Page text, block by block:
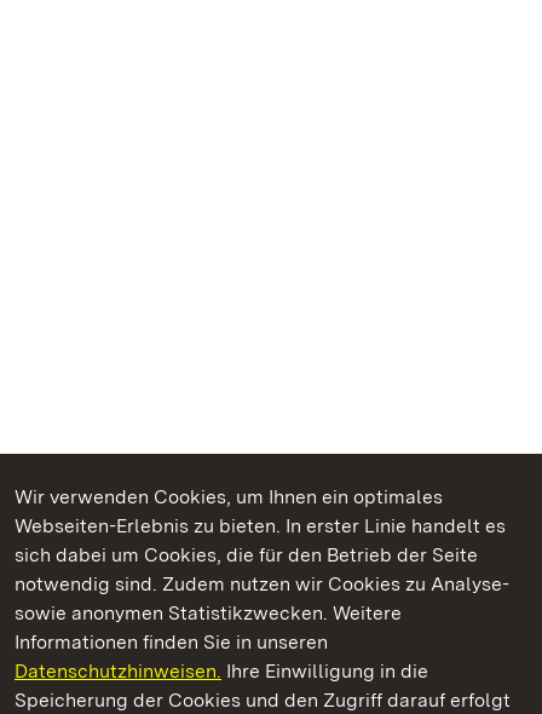
Wir verwenden Cookies, um Ihnen ein optimales
Webseiten-Erlebnis zu bieten. In erster Linie handelt es
sich dabei um Cookies, die für den Betrieb der Seite
notwendig sind. Zudem nutzen wir Cookies zu Analyse-
sowie anonymen Statistikzwecken. Weitere
Informationen finden Sie in unseren
Datenschutzhinweisen. Ihre Einwilligung in die
Speicherung der Cookies und den Zugriff darauf erfolgt
Kommen. Staunen. Genießen.
Staatliche Schlösser und Gärten Baden‑Württemberg